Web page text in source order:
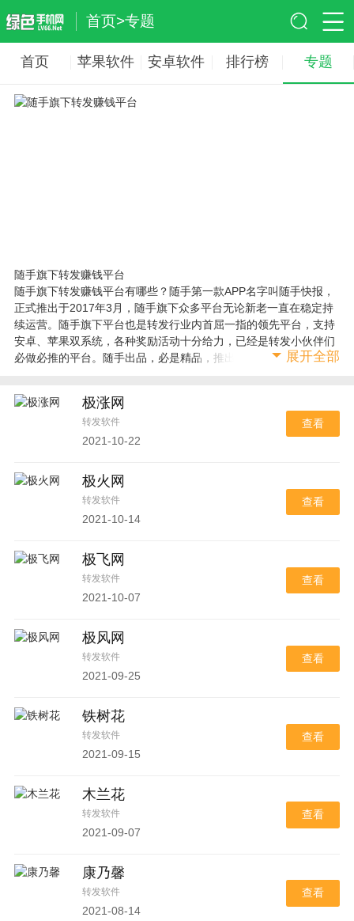
首页>专题
首页 苹果软件 安卓软件 排行榜 专题
随手旗下转发赚钱平台
随手旗下转发赚钱平台有哪些？随手第一款APP名字叫随手快报，
正式推出于2017年3月，随手旗下众多平台无论新老一直在稳定持
续运营。随手旗下平台也是转发行业内首屈一指的领先平台，支持
安卓、苹果双系统，各种奖励活动十分给力，已经是转发小伙伴们
必做必推的平台。随手出品，必是精品，推出新平台的节奏不快，
展开全部
极涨网
转发软件
2021-10-22
查看
极火网
转发软件
2021-10-14
查看
极飞网
转发软件
2021-10-07
查看
极风网
转发软件
2021-09-25
查看
铁树花
转发软件
2021-09-15
查看
木兰花
转发软件
2021-09-07
查看
康乃馨
转发软件
2021-08-14
查看